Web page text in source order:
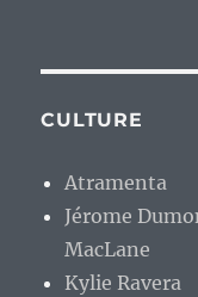
CULTURE
Atramenta
Jérome
MacLane
Kylie Ravera